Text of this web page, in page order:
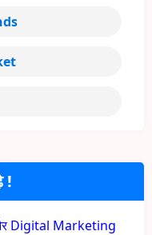
!
Digital Marketing